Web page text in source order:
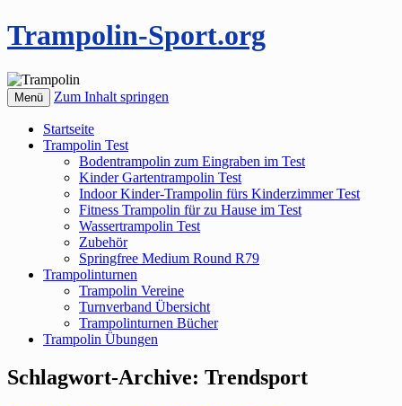
Trampolin-Sport.org
Menü Zum Inhalt springen
Startseite
Trampolin Test
Bodentrampolin zum Eingraben im Test
Kinder Gartentrampolin Test
Indoor Kinder-Trampolin fürs Kinderzimmer Test
Fitness Trampolin für zu Hause im Test
Wassertrampolin Test
Zubehör
Springfree Medium Round R79
Trampolinturnen
Trampolin Vereine
Turnverband Übersicht
Trampolinturnen Bücher
Trampolin Übungen
Schlagwort-Archive: Trendsport